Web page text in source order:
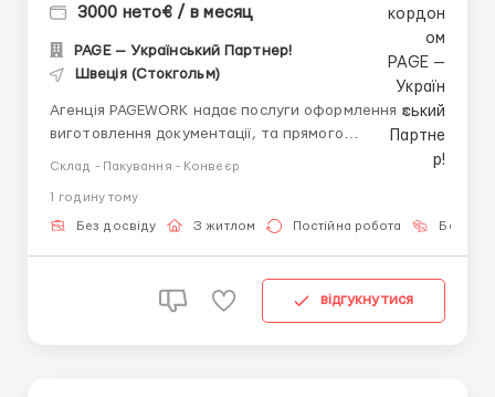
3000 нето€ / в месяц
PAGE — Український Партнер!
Швеція (Стокгольм)
Агенція PAGEWORK надає послуги оформлення з
виготовлення документації, та прямого
підбору вакансії: Головний Рекрутер: Віталій
Шевченко Телефон для консультацій \ для підбору
Склад - Пакування - Конвеєр
1 годину тому
Без досвіду З житлом Постійна робота Без
відгукнутися